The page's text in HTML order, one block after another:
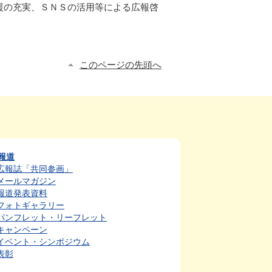
充実、ＳＮＳの活用等による広報啓
このページの先頭へ